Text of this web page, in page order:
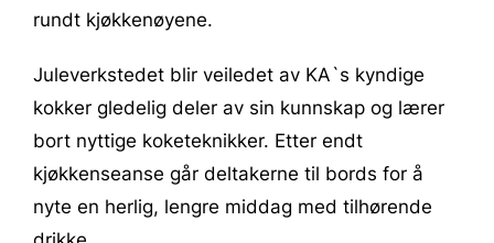
rundt kjøkkenøyene.
Juleverkstedet blir veiledet av KA`s kyndige
kokker gledelig deler av sin kunnskap og lærer
bort nyttige koketeknikker. Etter endt
kjøkkenseanse går deltakerne til bords for å
nyte en herlig, lengre middag med tilhørende